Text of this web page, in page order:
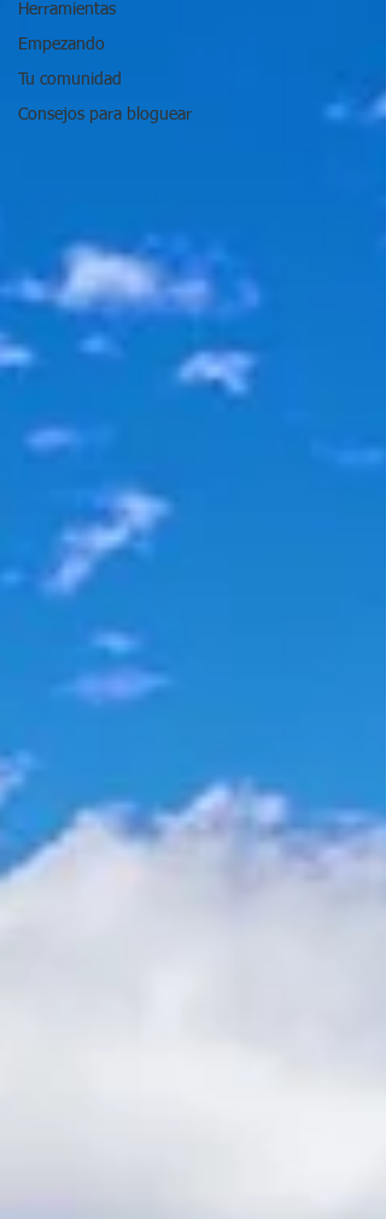
Herramientas
Empezando
Tu comunidad
Consejos para bloguear